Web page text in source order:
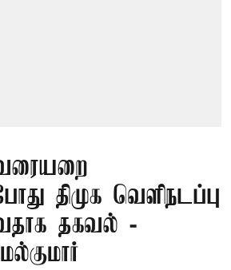
திமுக வெளிநடப்பு
தகவல் -